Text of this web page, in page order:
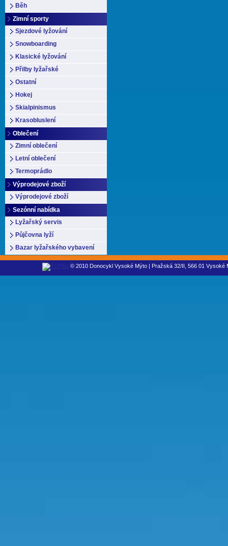
Běh
Zimní sporty
Sjezdové lyžování
Snowboarding
Klasické lyžování
Přilby lyžařské
Ostatní
Hokej
Skialpinismus
Krasobluslení
Oblečení
Zimní oblečení
Letní oblečení
Termoprádlo
Výprodejové zboží
Výprodejové zboží
Sezónní nabídka
Lyžařský servis
Půjčovna lyží
Bazar lyžařského vybavení
© 2010 Donocykl Vysoké Mýto | Pražská 32/II, 566 01 Vysoké